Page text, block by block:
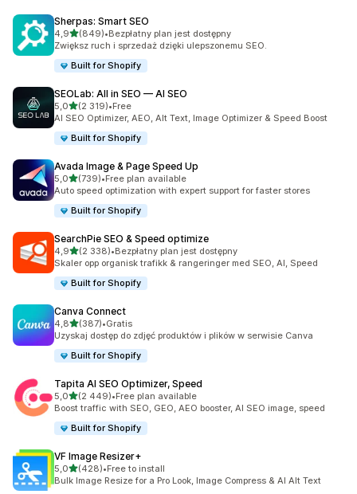
Sherpas: Smart SEO
4,9na 5 gwiazdek
(849)
Łączna liczba recenzji: 849
•Bezpłatny plan jest dostępny
Zwiększ ruch i sprzedaż dzięki ulepszonemu SEO.
Built for Shopify
SEOLab: All in SEO — AI SEO
5,0na 5 gwiazdek
(2 319)
Łączna liczba recenzji: 2319
•Free
AI SEO Optimizer, AEO, Alt Text, Image Optimizer & Speed Boost
Built for Shopify
Avada Image & Page Speed Up
5,0na 5 gwiazdek
(739)
Łączna liczba recenzji: 739
•Free plan available
Auto speed optimization with expert support for faster stores
Built for Shopify
SearchPie SEO & Speed optimize
4,9na 5 gwiazdek
(2 338)
Łączna liczba recenzji: 2338
•Bezpłatny plan jest dostępny
Skaler opp organisk trafikk & rangeringer med SEO, AI, Speed
Built for Shopify
Canva Connect
4,8na 5 gwiazdek
(387)
Łączna liczba recenzji: 387
•Gratis
Uzyskaj dostęp do zdjęć produktów i plików w serwisie Canva
Built for Shopify
Tapita AI SEO Optimizer, Speed
5,0na 5 gwiazdek
(2 449)
Łączna liczba recenzji: 2449
•Free plan available
Boost traffic with SEO, GEO, AEO booster, AI SEO image, speed
Built for Shopify
VF Image Resizer+
5,0na 5 gwiazdek
(428)
Łączna liczba recenzji: 428
•Free to install
Bulk Image Resize for a Pro Look, Image Compress & AI Alt Text